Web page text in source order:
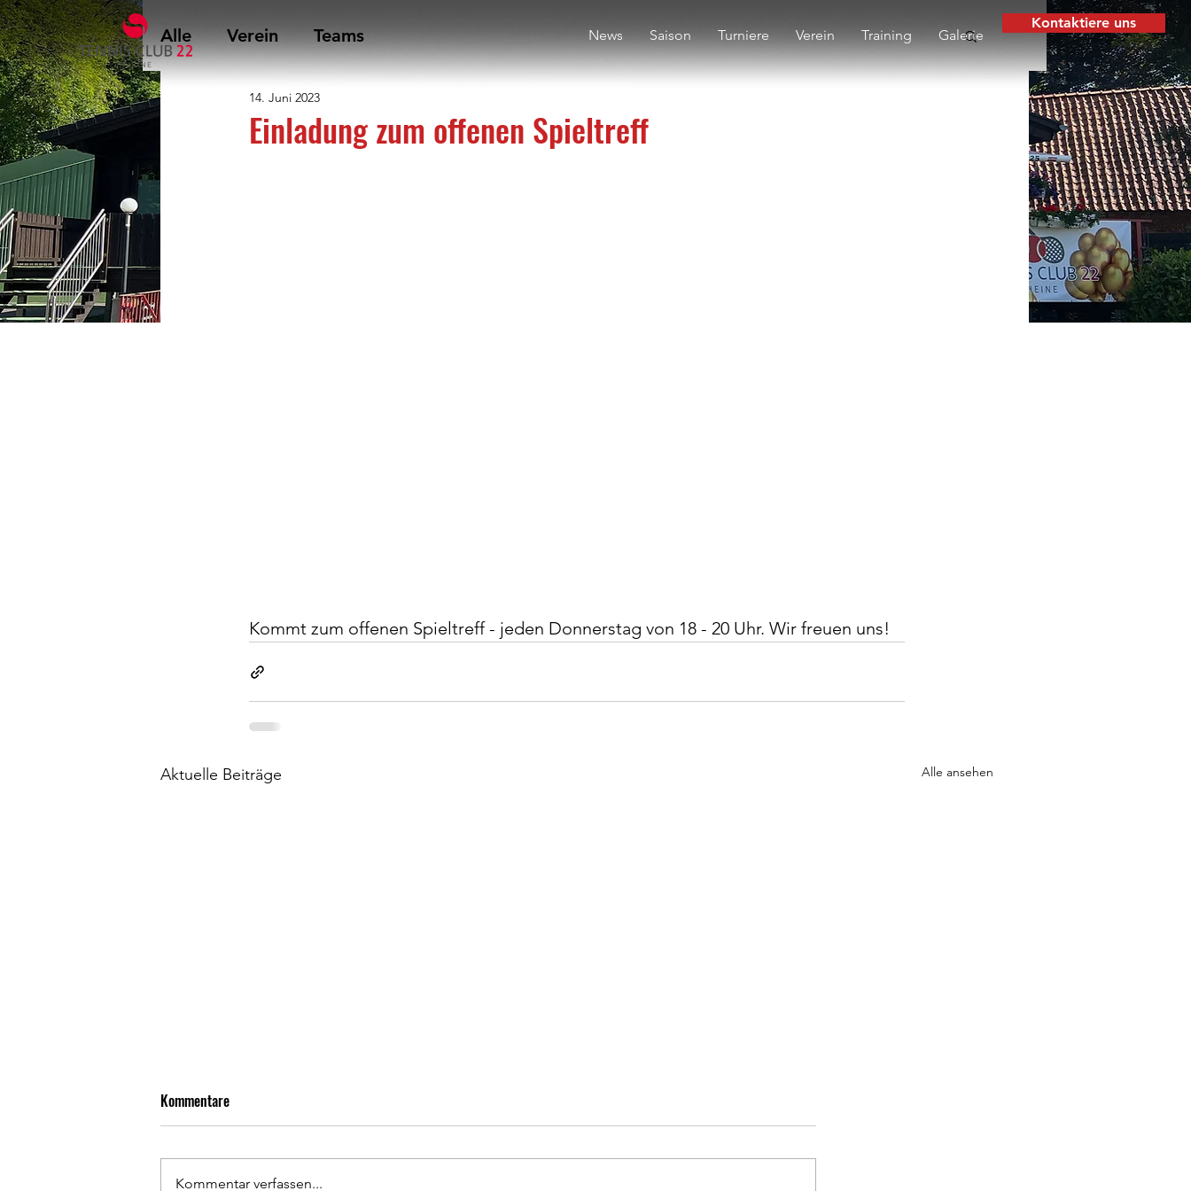
News Saison Turniere Verein Training Galerie
Kontaktiere uns
Alle Verein Teams
Einladung zum offenen Spieltreff
14. Juni 2023
Kommt zum offenen Spieltreff - jeden Donnerstag von 18 - 20 Uhr. Wir freuen uns!
Aktuelle Beiträge Alle ansehen
Kommentare
Kommentar verfassen...